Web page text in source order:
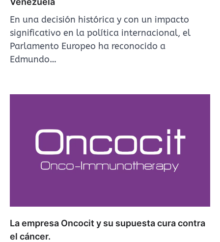
En una decisión histórica y con un impacto
significativo en la política internacional, el
Parlamento Europeo ha reconocido a
Edmundo…
La empresa Oncocit y su supuesta cura contra
el cáncer.